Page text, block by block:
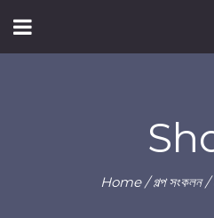
Home/গল্প সংকলন/